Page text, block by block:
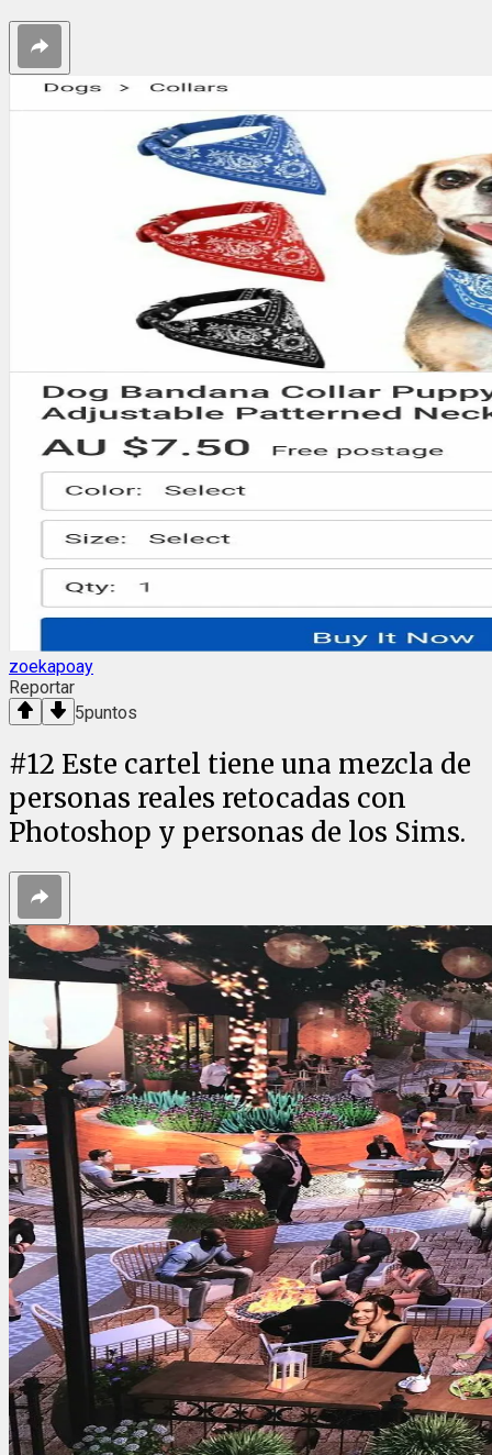
zoekapoay
Reportar
5puntos
#12 Este cartel tiene una mezcla de
personas reales retocadas con
Photoshop y personas de los Sims.